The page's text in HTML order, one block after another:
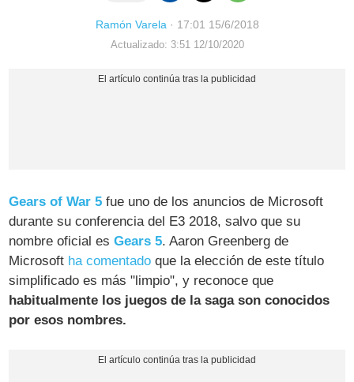
Ramón Varela· 17:01 15/6/2018
Actualizado: 3:51 12/10/2020
Gears of War 5 fue uno de los anuncios de Microsoft
durante su conferencia del E3 2018, salvo que su
nombre oficial esGears 5. Aaron Greenberg de
Microsoft ha comentado que la elección de este título
simplificado es más "limpio", y reconoce que
habitualmente los juegos de la saga son conocidos
por esos nombres.